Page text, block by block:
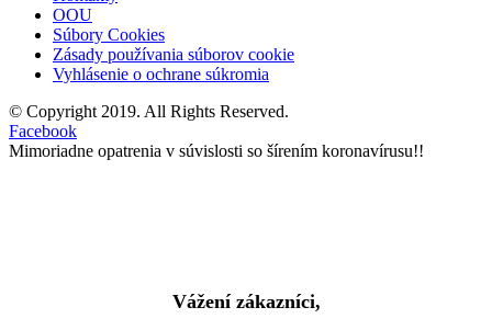
OOU
Súbory Cookies
Zásady používania súborov cookie
Vyhlásenie o ochrane súkromia
© Copyright 2019. All Rights Reserved.
Facebook
Mimoriadne opatrenia v súvislosti so šírením koronavírusu!!
Vážení zákazníci,